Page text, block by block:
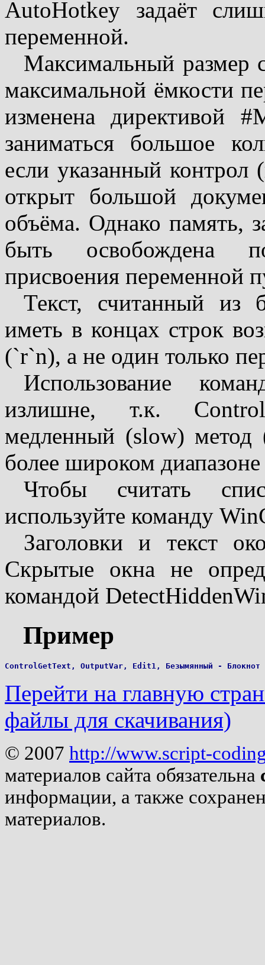
AutoHotkey задаёт
переменной.
Максимальный размер
максимальной ёмкости
изменена директивой
заниматься большое
если указанный контрол
открыт большой
объёма. Однако память,
быть освобождена
присвоения переменной
Текст, считанный из
иметь в концах строк
(`r`n), а не один только
Использование
излишне, т.к.
медленный (slow) метод
более широком
Чтобы считать
используйте команду
Заголовки и текст
Скрытые окна не
командой
Пример
Перейти на главную
файлы для скачивания)
© 2007 http://www.script-
материалов сайта обязательна
информации, а также
материалов.